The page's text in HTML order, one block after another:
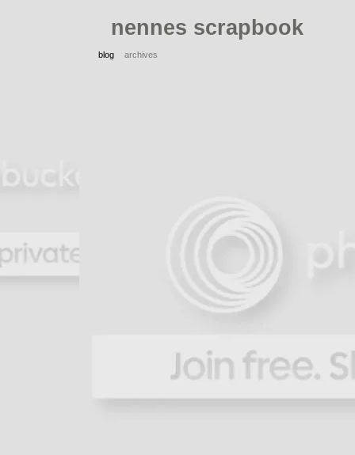
nennes scrapbook
blog archives